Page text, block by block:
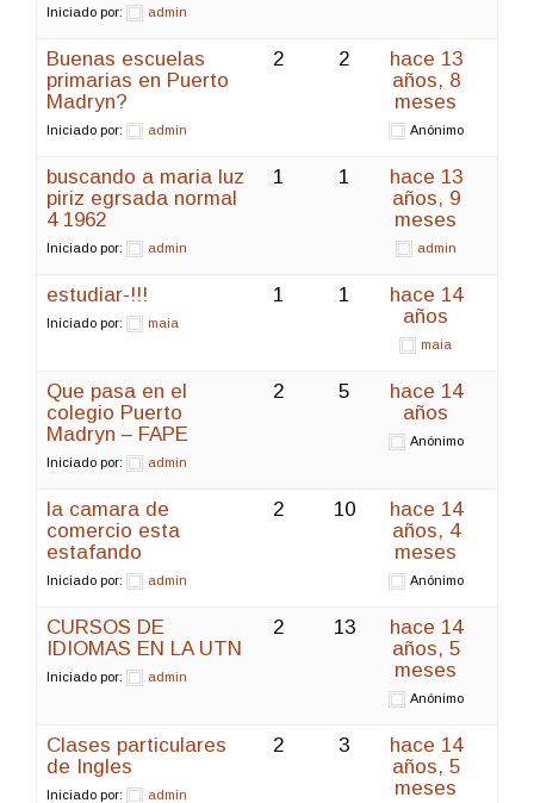
Iniciado por: admin
Buenas escuelas
primarias en Puerto
Madryn?
Iniciado por: admin
2 2
hace 13
años, 8
meses
Anónimo
buscando a maria luz
piriz egrsada normal
4 1962
Iniciado por: admin
1 1
hace 13
años, 9
meses
admin
estudiar-!!!
Iniciado por: maia
1 1
hace 14
años
maia
Que pasa en el
colegio Puerto
Madryn – FAPE
Iniciado por: admin
2 5
hace 14
años
Anónimo
la camara de
comercio esta
estafando
Iniciado por: admin
2 10
hace 14
años, 4
meses
Anónimo
CURSOS DE
IDIOMAS EN LA UTN
Iniciado por: admin
2 13
hace 14
años, 5
meses
Anónimo
Clases particulares
de Ingles
Iniciado por: admin
2 3
hace 14
años, 5
meses